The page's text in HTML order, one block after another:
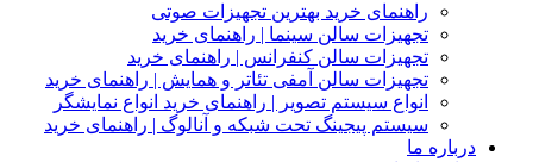
راهنمای خرید بهترین تجهیزات صوتی
تجهیزات سالن سینما | راهنمای خرید
تجهیزات سالن کنفرانس | راهنمای خرید
تجهیزات سالن آمفی تئاتر و همایش | راهنمای خرید
انواع سیستم تصویر | راهنمای خرید انواع نمایشگر
سیستم پیجینگ تحت شبکه و آنالوگ | راهنمای خرید
درباره ما